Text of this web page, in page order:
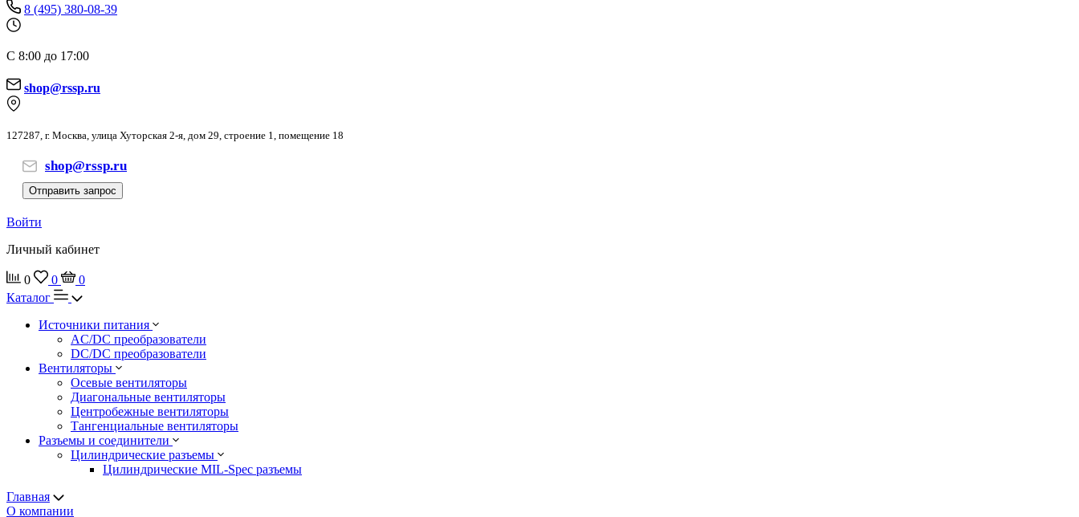
8 (495) 380-08-39
С 8:00 до 17:00
shop@rssp.ru
127287, г. Москва, улица Хуторская 2-я, дом 29, строение 1, помещение 18
shop@rssp.ru
Отправить запрос
Войти
Личный кабинет
0 0
0
Каталог
Источники питания
AC/DC преобразователи
DC/DC преобразователи
Вентиляторы
Осевые вентиляторы
Диагональные вентиляторы
Центробежные вентиляторы
Тангенциальные вентиляторы
Разъемы и соединители
Цилиндрические разъемы
Цилиндрические MIL-Spec разъемы
Главная
О компании